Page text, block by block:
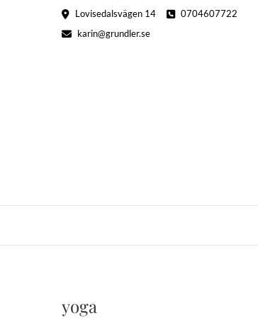
Lovisedalsvägen 14
0704607722
karin@grundler.se
yoga